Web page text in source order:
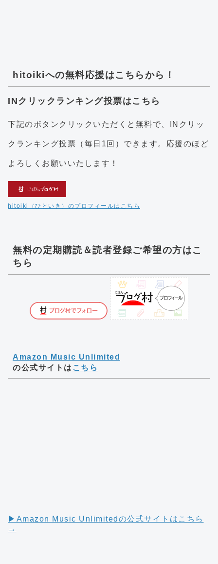
hitoikiへの無料応援はこちらから！
INクリックランキング投票はこちら
下記のボタンクリックいただくと無料で、INクリッ
クランキング投票（毎日1回）できます。応援のほど
よろしくお願いいたします！
hitoiki（ひといき）のプロフィールはこちら
無料の定期購読＆読者登録ご希望の方はこ
ちら
Amazon Music Unlimited
の公式サイトは こちら
▶︎Amazon Music Unlimitedの公式サイトはこちら
→